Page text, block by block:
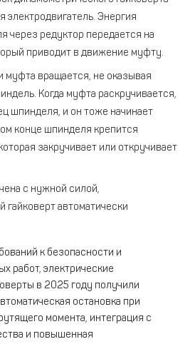
электродвигатель. Энергия
через редуктор передается на
приводит в движение муфту.
муфта вращается, не оказывая
Когда муфта раскручивается,
шпинделя, и он тоже начинает
конце шпинделя крепится
закручивает или откручивает
с нужной силой,
гайковерт автоматически
к безопасности и
работ, электрические
в 2025 году получили
остановка при
момента, интеграция с
и повышенная